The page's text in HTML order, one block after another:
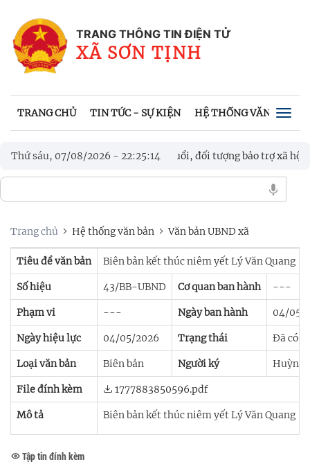
TRANG THÔNG TIN ĐIỆN TỬ
XÃ SƠN TỊNH
TRANG CHỦ TIN TỨC - SỰ KIỆN HỆ THỐNG VĂN BẢN
Thứ sáu, 07/08/2026 - 22:25:15
“3 nhất” hỗ trợ người cao tuổi, đối tượng bảo trợ xã hội trong
THIẾU NIÊN - NHI ĐỒNG, TRANH CÚP ĐOÀN XÃ SƠN TỊNH
Trang chủ Hệ thống văn bản Văn bản UBND xã
Tiêu đề văn bản Biên bản kết thúc niêm yết Lý Văn Quang
Số hiệu 43/BB-UBND Cơ quan ban hành ---
Phạm vi --- Ngày ban hành 04/05/
Ngày hiệu lực 04/05/2026 Trạng thái Đã có
Loại văn bản Biên bản Người ký Huỳnh
File đính kèm 1777883850596.pdf
Mô tả Biên bản kết thúc niêm yết Lý Văn Quang
Tập tin đính kèm